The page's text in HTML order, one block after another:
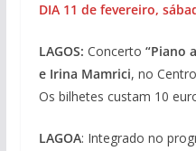
DIA 11 de fevereiro,
LAGOS: Concerto “Piano
e Irina Mamrici, no
Os bilhetes custam 10
LAGOA: Integrado no